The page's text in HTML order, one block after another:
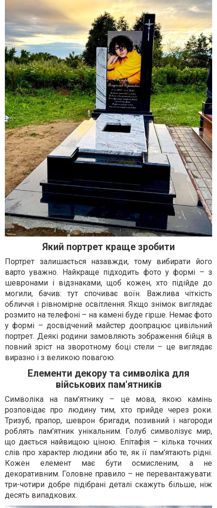
Який портрет краще зробити
Портрет залишається назавжди, тому вибирати його
варто уважно. Найкраще підходить фото у формі – з
шевронами і відзнаками, щоб кожен, хто підійде до
могили, бачив: тут спочиває воїн. Важлива чіткість
обличчя і рівномірне освітлення. Якщо знімок виглядає
розмито на телефоні – на камені буде гірше. Немає фото
у формі – досвідчений майстер доопрацює цивільний
портрет. Деякі родини замовляють зображення бійця в
повний зріст на зворотному боці стели – це виглядає
виразно і з великою повагою.
Елементи декору та символіка для
військових пам'ятників
Символіка на пам'ятнику – це мова, якою камінь
розповідає про людину тим, хто прийде через роки.
Тризуб, прапор, шеврон бригади, позивний і нагороди
роблять пам'ятник унікальним. Голуб символізує мир,
що дається найвищою ціною. Епітафія – кілька точних
слів про характер людини або те, як її пам'ятають рідні.
Кожен елемент має бути осмисленим, а не
декоративним. Головне правило – не перевантажувати:
три-чотири добре підібрані деталі скажуть більше, ніж
десять випадкових.